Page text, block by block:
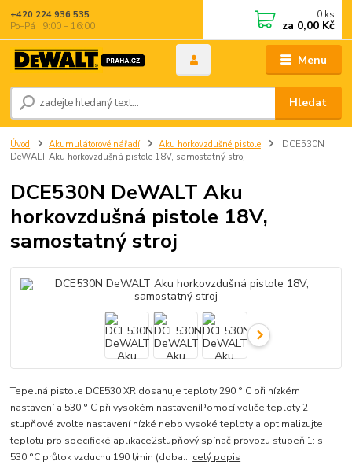
Menu
Hledat
+420 224 936 535
Po–Pá | 9:00 – 16:00
0 ks
za 0,00 Kč
Úvod Akumulátorové nářadí Aku horkovzdušné pistole
DCE530N
DeWALT Aku horkovzdušná pistole 18V, samostatný stroj
DCE530N DeWALT Aku
horkovzdušná pistole 18V,
samostatný stroj
Tepelná pistole DCE530 XR dosahuje teploty 290 ° C při nízkém
nastavení a 530 ° C při vysokém nastaveníPomocí voliče teploty 2-
stupňové zvolte nastavení nízké nebo vysoké teploty a optimalizujte
teplotu pro specifické aplikace2stupňový spínač provozu stupeň 1: s
530 °C průtok vzduchu 190 l/min (doba... celý popis